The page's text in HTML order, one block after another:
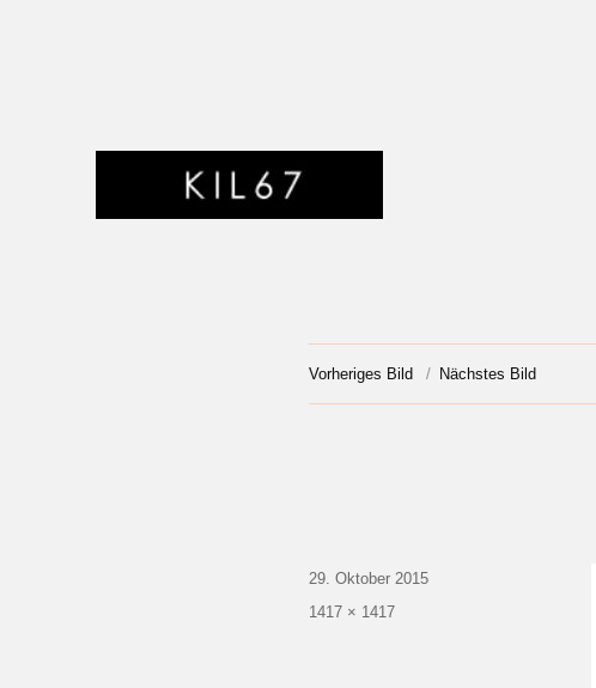
Vorheriges Bild Nächstes Bild
Veröffentlicht
am
29. Oktober 2015
Volle
1417 × 1417